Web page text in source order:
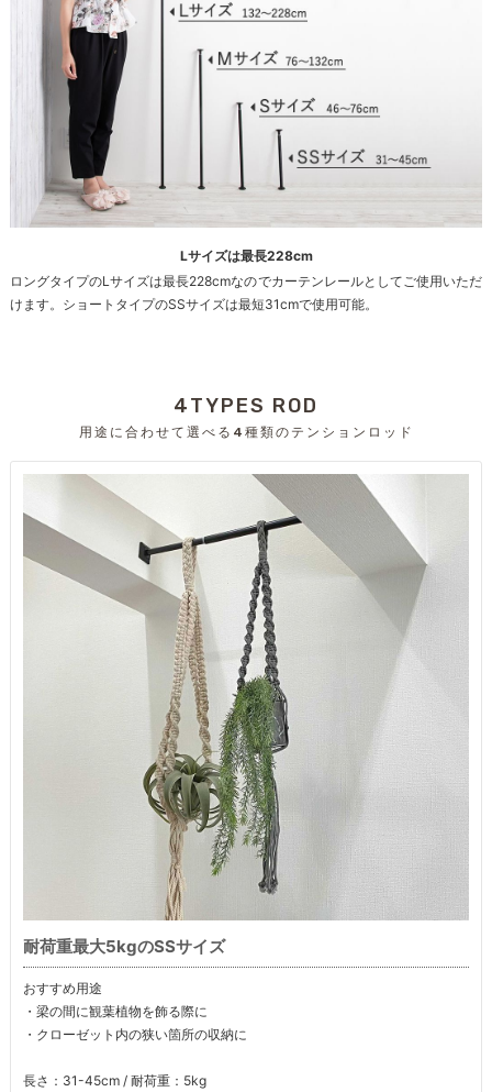
Lサイズは最長228cm
ロングタイプのLサイズは最長228cmなのでカーテンレールとしてご使用いただ
けます。ショートタイプのSSサイズは最短31cmで使用可能。
4TYPES ROD
用途に合わせて選べる4種類のテンションロッド
耐荷重最大5kgのSSサイズ
おすすめ用途
・梁の間に観葉植物を飾る際に
・クローゼット内の狭い箇所の収納に
長さ：31-45cm / 耐荷重：5kg